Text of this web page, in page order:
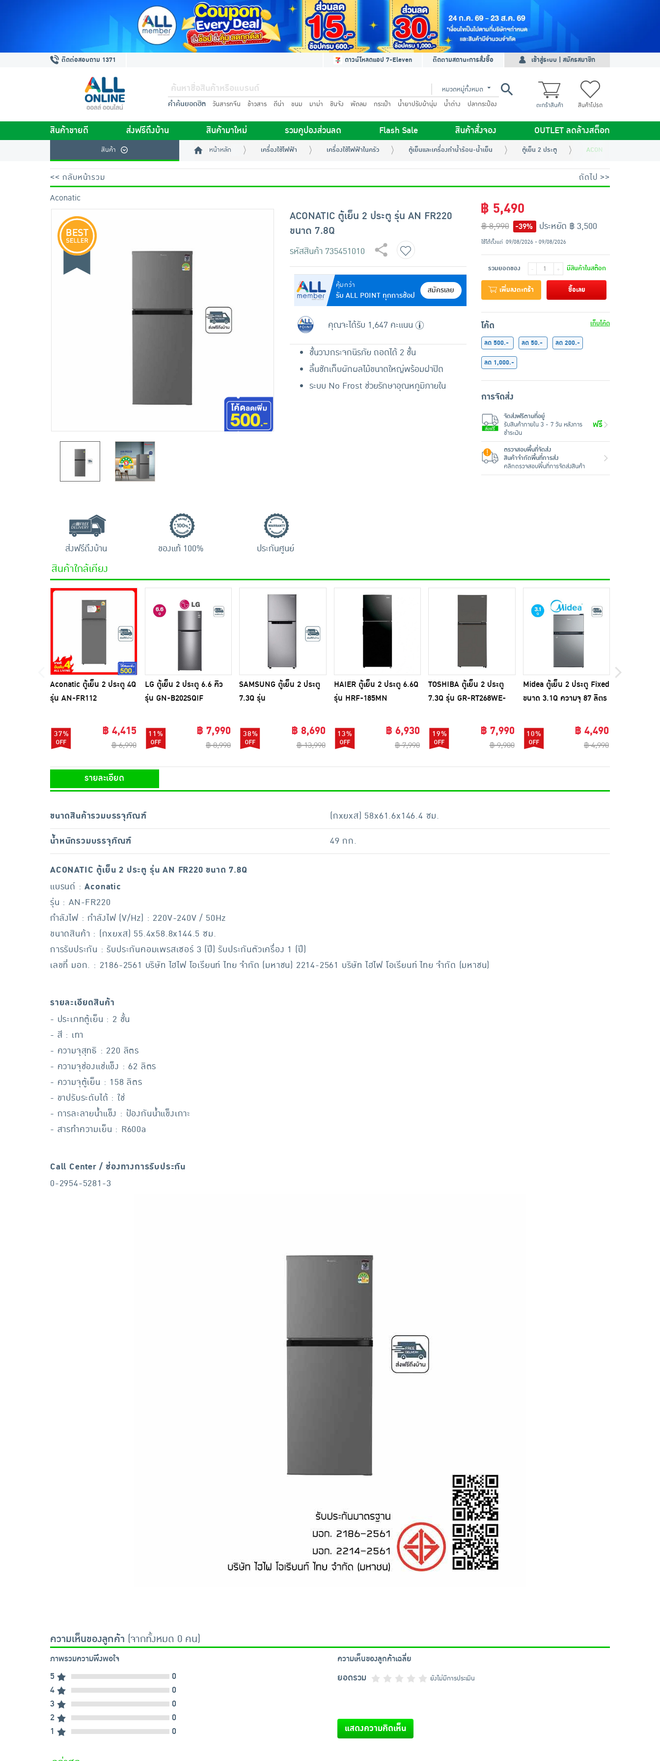
ติดต่อสอบถาม 1371 ดาวน์โหลดแอป 7-Eleven ติดตามสถานะการสั่งซื้อ เข้าสู่ระบบ | สมัครสมาชิก
หมวดหมู่ทั้งหมด
คำค้นยอดฮิต วันสารทจีน ข้าวสาร ดีน่า ขนม มาม่า ชินจัง พัดลม กระเป๋า น้ำยาปรับผ้านุ่ม น้ำด่าง ปลากระป๋อง ตะกร้าสินค้า สินค้าโปรด
สินค้าขายดี ส่งฟรีถึงบ้าน สินค้ามาใหม่ รวมคูปองส่วนลด Flash Sale สินค้าสั่งจอง OUTLET ลดล้างสต็อก
สินค้า หน้าหลัก เครื่องใช้ไฟฟ้า เครื่องใช้ไฟฟ้าในครัว ตู้เย็นและเครื่องทำน้ำร้อน-น้ำเย็น ตู้เย็น 2 ประตู ACONATIC ตู้เย็น 2 ประตู
<< กลับหน้ารวม
ถัดไป >>
Aconatic
ACONATIC ตู้เย็น 2 ประตู รุ่น AN FR220
ขนาด 7.8Q
รหัสสินค้า 735451010
คุ้มกว่า
รับ ALL POINT ทุกการช้อป
สมัครเลย
คุณจะได้รับ 1,647 คะแนน
ชั้นวางกระจกนิรภัย ถอดได้ 2 ชั้น
ลิ้นชักเก็บผักผลไม้ขนาดใหญ่พร้อมฝาปิด
ระบบ No Frost ช่วยรักษาอุณหภูมิภายใน
฿ 5,490
฿ 8,990 -39% ประหยัด ฿ 3,500
ใช้ได้ตั้งแต่ 09/08/2026 - 09/08/2026
รวมยอดของ - + มีสินค้าในสต๊อก
เพิ่มลงตะกร้า ซื้อเลย
โค้ด
เก็บโค้ด
ลด 500.-
ลด 50.-
ลด 200.-
ลด 1,000.-
การจัดส่ง
จัดส่งฟรีตามที่อยู่
รับสินค้าภายใน 3 - 7 วัน หลังการ
ชำระเงิน
ฟรี
ตรวจสอบพื้นที่จัดส่ง
สินค้าจำกัดพื้นที่การส่ง
คลิกตรวจสอบพื้นที่การจัดส่งสินค้า
ส่งฟรีถึงบ้าน ของแท้ 100% ประกันศูนย์
สินค้าใกล้เคียง
Aconatic ตู้เย็น 2 ประตู 4Q
รุ่น AN-FR112
37% ฿ 4,415
฿ 6,990
LG ตู้เย็น 2 ประตู 6.6 คิว
รุ่น GN-B202SQIF
11% ฿ 7,990
฿ 8,990
SAMSUNG ตู้เย็น 2 ประตู
7.3Q รุ่น
38% ฿ 8,690
฿ 13,990
HAIER ตู้เย็น 2 ประตู 6.6Q
รุ่น HRF-185MN
13% ฿ 6,930
฿ 7,990
TOSHIBA ตู้เย็น 2 ประตู
7.3Q รุ่น GR-RT268WE-
19% ฿ 7,990
฿ 9,900
Midea ตู้เย็น 2 ประตู Fixed
ขนาด 3.1Q ความจุ 87 ลิตร
10% ฿ 4,490
฿ 4,990
รายละเอียด
ขนาดสินค้ารวมบรรจุภัณฑ์
(กxยxส) 58x61.6x146.4 ซม.
น้ำหนักรวมบรรจุภัณฑ์
49 กก.
ACONATIC ตู้เย็น 2 ประตู รุ่น AN FR220 ขนาด 7.8Q
แบรนด์ :Aconatic
รุ่น : AN-FR220
กำลังไฟ : กำลังไฟ (V/Hz) : 220V-240V / 50Hz
ขนาดสินค้า : (กxยxส) 55.4x58.8x144.5 ซม.
การรับประกัน : รับประกันคอมเพรสเซอร์ 3 (ปี) รับประกันตัวเครื่อง 1 (ปี)
เลขที่ มอก. : 2186-2561 บริษัท ไฮไฟ โอเรียนท์ ไทย จำกัด (มหาชน) 2214-2561 บริษัท ไฮไฟ โอเรียนท์ ไทย จำกัด (มหาชน)
รายละเอียดสินค้า
- ประเภทตู้เย็น : 2 ชั้น
- สี : เทา
- ความจุสุทธิ : 220 ลิตร
- ความจุช่องแช่แข็ง : 62 ลิตร
- ความจุตู้เย็น : 158 ลิตร
- ขาปรับระดับได้ : ใช่
- การละลายน้ำแข็ง : ป้องกันน้ำแข็งเกาะ
- สารทำความเย็น : R600a
Call Center / ช่องทางการรับประกัน
0-2954-5281-3
ความเห็นของลูกค้า (จากทั้งหมด 0 คน)
ภาพรวมความพึงพอใจ
5
0
4
0
3
0
2
0
1
0
ความเห็นของลูกค้าเฉลี่ย
ยอดรวม ยังไม่มีการประเมิน
แสดงความคิดเห็น